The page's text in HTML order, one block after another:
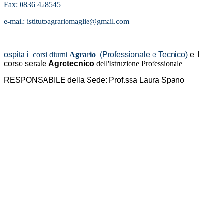
Fax: 0836 428545
e-mail: istitutoagrariomaglie@gmail.com
ospita i corsi diurni Agrario (Professionale e Tecnico) e il
corso serale Agrotecnico dell'Istruzione Professionale
RESPONSABILE della Sede: Prof.ssa Laura Spano